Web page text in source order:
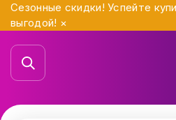
Сезонные скидки! Успейте
выгодой! ×